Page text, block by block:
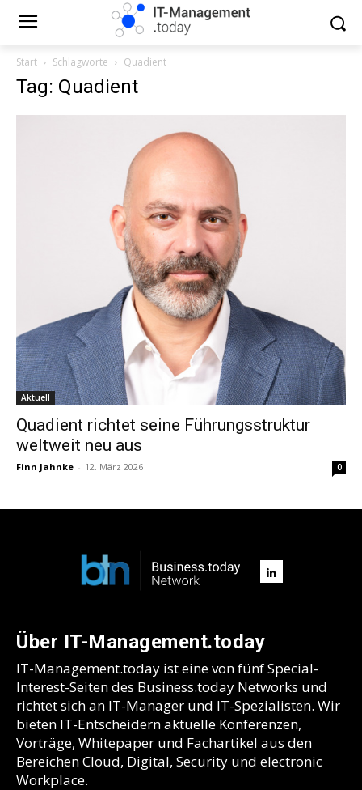
Start Schlagworte Quadient
Tag: Quadient
Aktuell
Quadient richtet seine Führungsstruktur
weltweit neu aus
Finn Jahnke - 12. März 2026 0
Über IT-Management.today
IT-Management.today ist eine von fünf Special-
Interest-Seiten des Business.today Networks und
richtet sich an IT-Manager und IT-Spezialisten. Wir
bieten IT-Entscheidern aktuelle Konferenzen,
Vorträge, Whitepaper und Fachartikel aus den
Bereichen Cloud, Digital, Security und electronic
Workplace.